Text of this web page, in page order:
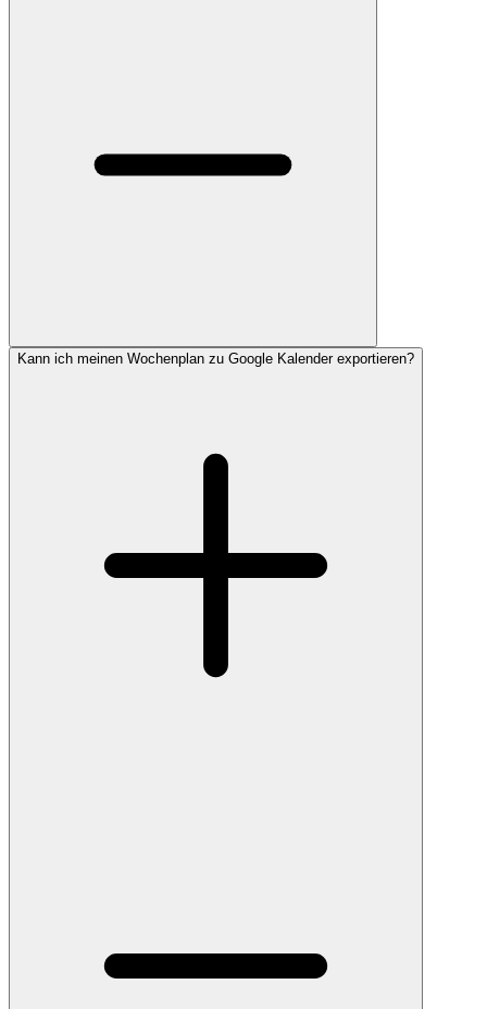
Kann ich meinen Wochenplan zu Google Kalender exportieren?